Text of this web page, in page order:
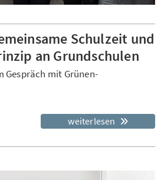
Schulzeit und
an Grundschulen
Gespräch mit Grünen-
weiterlesen